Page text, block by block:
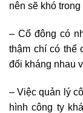
nên sẽ khó
– Cổ đông có
thậm chí có thể
đối kháng nhau
– Việc quản lý
hình công ty